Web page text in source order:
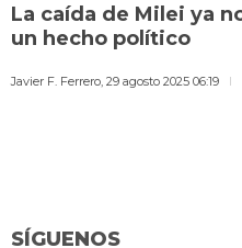
La caída de Milei ya
un hecho político
Javier F. Ferrero 29 agosto 2025 06:19
SÍGUENOS